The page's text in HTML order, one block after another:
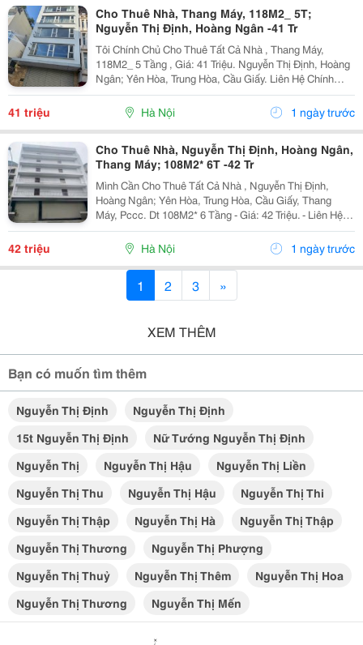
Cho Thuê Nhà, Thang Máy, 118M2_ 5T;
Nguyễn Thị Định, Hoàng Ngân -41 Tr
Tôi Chính Chủ Cho Thuê Tất Cả Nhà , Thang Máy,
118M2_ 5 Tầng , Giá: 41 Triệu. Nguyễn Thị Định, Hoàng
Ngân; Yên Hòa, Trung Hòa, Cầu Giấy. Liên Hệ Chính
Chủ: 0945471581 _Vỉa Hè Lớn, Mặt Tiền Rộng, Thoáng.
_Vị Trí Ngay Ngã Ba, Khu Đông Dân Cư, Kinh...
41 triệu Hà Nội 1 ngày trước
Cho Thuê Nhà, Nguyễn Thị Định, Hoàng Ngân,
Thang Máy; 108M2* 6T -42 Tr
Mình Cần Cho Thuê Tất Cả Nhà , Nguyễn Thị Định,
Hoàng Ngân; Yên Hòa, Trung Hòa, Cầu Giấy, Thang
Máy, Pccc. Dt 108M2* 6 Tầng - Giá: 42 Triệu. - Liên Hệ
Trực Tiếp Chính Chủ: 0947910983 - Vỉa Hè Lớn, Mặt
Tiền Rộng, Thoáng. - Vị Trí Ngay Gần Ngã Ba, Khu...
42 triệu Hà Nội 1 ngày trước
1 2 3 »
XEM THÊM
Bạn có muốn tìm thêm
Nguyễn Thị Định
Nguyễn Thị Định
15t Nguyễn Thị Định
Nữ Tướng Nguyễn Thị Định
Nguyễn Thị
Nguyễn Thị Hậu
Nguyễn Thị Liền
Nguyễn Thị Thu
Nguyễn Thị Hậu
Nguyễn Thị Thi
Nguyễn Thị Thập
Nguyễn Thị Hà
Nguyễn Thị Thập
Nguyễn Thị Thương
Nguyễn Thị Phượng
Nguyễn Thị Thuỷ
Nguyễn Thị Thêm
Nguyễn Thị Hoa
Nguyễn Thị Thương
Nguyễn Thị Mến